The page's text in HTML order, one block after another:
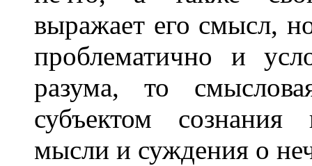
выражает его смысл,
проблематично и
разума, то
субъектом сознания
мысли и суждения о